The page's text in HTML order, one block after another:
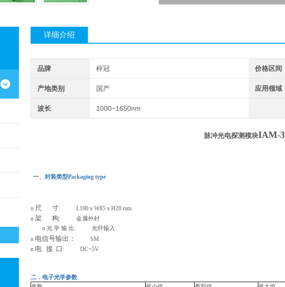
详细介绍
品牌 梓冠 价格区间
产地类别 国产 应用领域
波长 1000~1650nm
脉冲光电探测模块IAM-
一、封装类型Packaging type
n 尺 寸: L100 x W85 x H20 mm
n 架 构: 金属外封
n 光 学 输 出: 光纤输入
n 电信号输出：
SM
n 电 接 口 : DC+5V
二．电子光学参数